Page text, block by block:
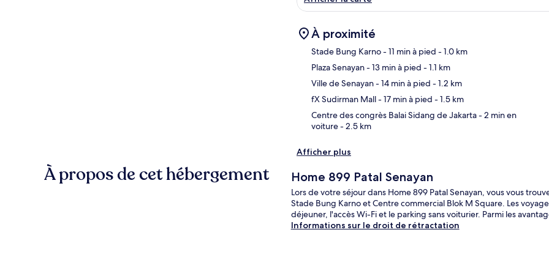
À proximité
Stade Bung Karno- 11 min à pied - 1.0 km
Plaza Senayan- 13 min à pied - 1.1 km
Ville de Senayan- 14 min à pied - 1.2 km
fX Sudirman Mall- 17 min à pied - 1.5 km
Centre des congrès Balai Sidang de Jakarta- 2 min en
voiture- 2.5 km
Afficher plus
À propos de cet hébergement Home 899 Patal Senayan
Lors de votre séjour dans Home 899 Patal Senayan, vous vous
Stade Bung Karno et Centre commercial Blok M Square. Les
déjeuner, l'accès Wi-Fi et le parking sans voiturier. Parmi les
Informations sur le droit de rétractation